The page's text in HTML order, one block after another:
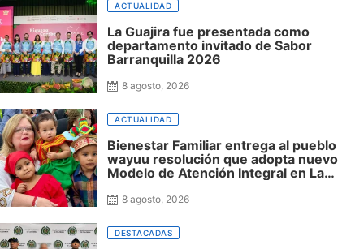
ACTUALIDAD
La Guajira fue presentada como
departamento invitado de Sabor
Barranquilla 2026
8 agosto, 2026
ACTUALIDAD
Bienestar Familiar entrega al pueblo
wayuu resolución que adopta nuevo
Modelo de Atención Integral en La
8 agosto, 2026
DESTACADAS